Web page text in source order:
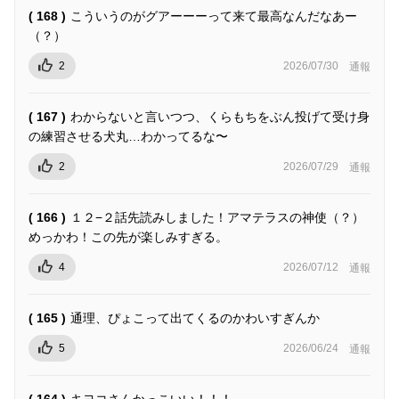
( 168 ) こういうのがグアーーーって来て最高なんだなあー
（？）
2 2026/07/30 通報
( 167 ) わからないと言いつつ、くらもちをぶん投げて受け身
の練習させる犬丸…わかってるな〜
2 2026/07/29 通報
( 166 ) １２−２話先読みしました！アマテラスの神使（？）
めっかわ！この先が楽しみすぎる。
4 2026/07/12 通報
( 165 ) 通理、ぴょこって出てくるのかわいすぎんか
5 2026/06/24 通報